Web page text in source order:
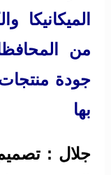
الميكانيكا
من
جودة
بها
جلال : تصميم